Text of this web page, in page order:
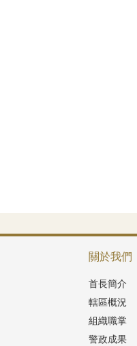
關於我們
首長簡介
轄區概況
組織職掌
警政成果